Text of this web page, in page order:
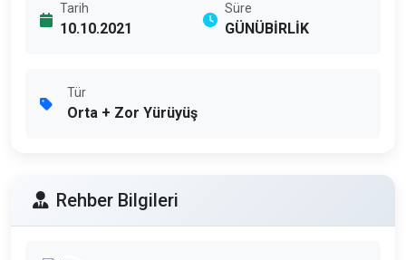
Tarih
10.10.2021
Süre
GÜNÜBİRLİK
Tür
Orta + Zor Yürüyüş
Rehber Bilgileri